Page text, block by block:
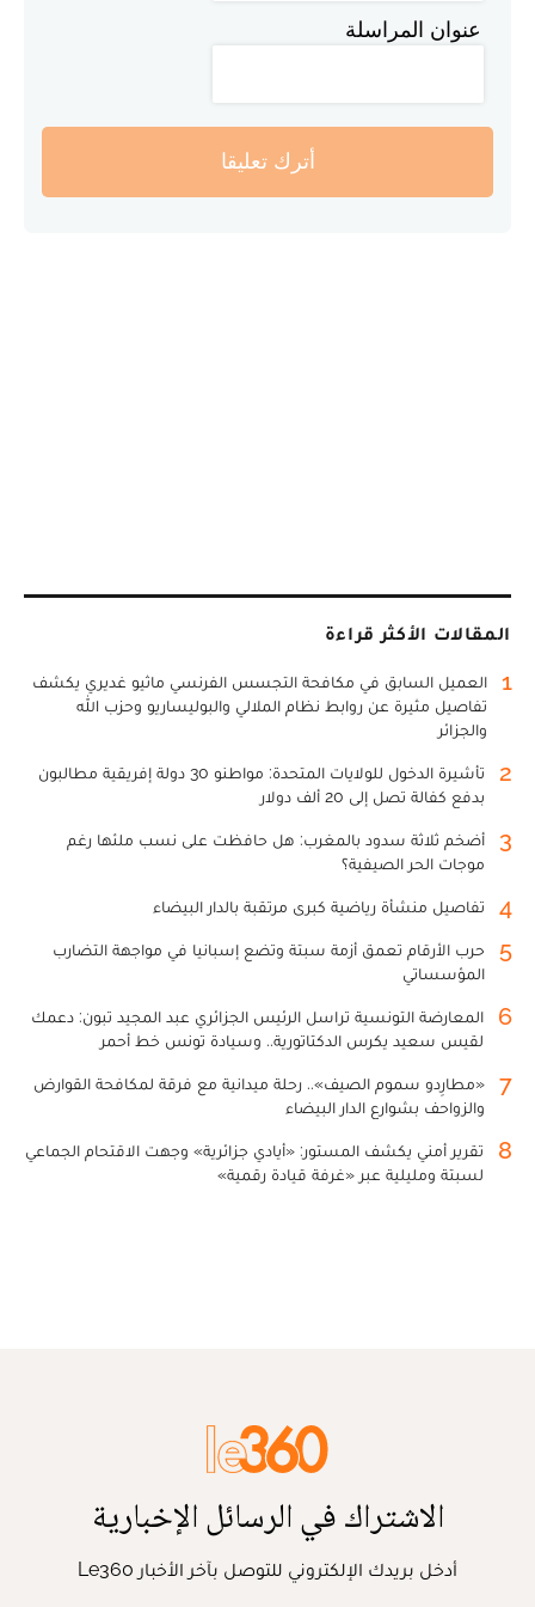
عنوان المراسلة
أترك تعليقا
المقالات الأكثر قراءة
1
العميل السابق في مكافحة التجسس الفرنسي ماثيو غديري يكشف
تفاصيل مثيرة عن روابط نظام الملالي والبوليساريو وحزب الله
والجزائر
2
تأشيرة الدخول للولايات المتحدة: مواطنو 30 دولة إفريقية مطالبون
بدفع كفالة تصل إلى 20 ألف دولار
3
أضخم ثلاثة سدود بالمغرب: هل حافظت على نسب ملئها رغم
موجات الحر الصيفية؟
4 تفاصيل منشأة رياضية كبرى مرتقبة بالدار البيضاء
5
حرب الأرقام تعمق أزمة سبتة وتضع إسبانيا في مواجهة التضارب
المؤسساتي
6
المعارضة التونسية تراسل الرئيس الجزائري عبد المجيد تبون: دعمك
لقيس سعيد يكرس الدكتاتورية.. وسيادة تونس خط أحمر
7
«مطارِدو سموم الصيف».. رحلة ميدانية مع فرقة لمكافحة القوارض
والزواحف بشوارع الدار البيضاء
8
تقرير أمني يكشف المستور: «أيادي جزائرية» وجهت الاقتحام الجماعي
لسبتة ومليلية عبر «غرفة قيادة رقمية»
الاشتراك في الرسائل الإخبارية
أدخل بريدك الإلكتروني للتوصل بآخر الأخبار Le360